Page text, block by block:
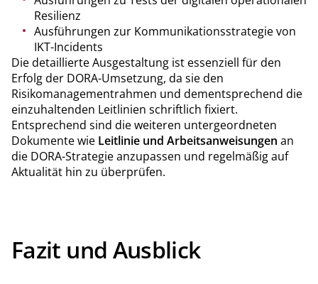
Resilienz
Ausführungen zur Kommunikationsstrategie von
IKT-Incidents
Die detaillierte Ausgestaltung ist essenziell für den
Erfolg der DORA-Umsetzung, da sie den
Risikomanagementrahmen und dementsprechend die
einzuhaltenden Leitlinien schriftlich fixiert.
Entsprechend sind die weiteren untergeordneten
Dokumente wie Leitlinie und Arbeitsanweisungen an
die DORA-Strategie anzupassen und regelmäßig auf
Aktualität hin zu überprüfen.
Fazit und Ausblick